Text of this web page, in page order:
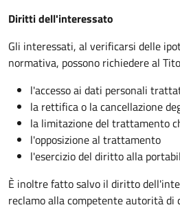
Diritti dell'interessato
Gli interessati, al verificarsi delle
normativa, possono richiedere al
l'accesso ai dati personali
la rettifica o la cancellazione
la limitazione del trattamento
l'opposizione al trattamento
l'esercizio del diritto alla
È inoltre fatto salvo il diritto
reclamo alla competente autorità di